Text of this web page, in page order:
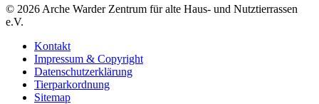
© 2026 Arche Warder Zentrum für alte Haus- und Nutztierrassen
e.V.
Kontakt
Impressum & Copyright
Datenschutzerklärung
Tierparkordnung
Sitemap